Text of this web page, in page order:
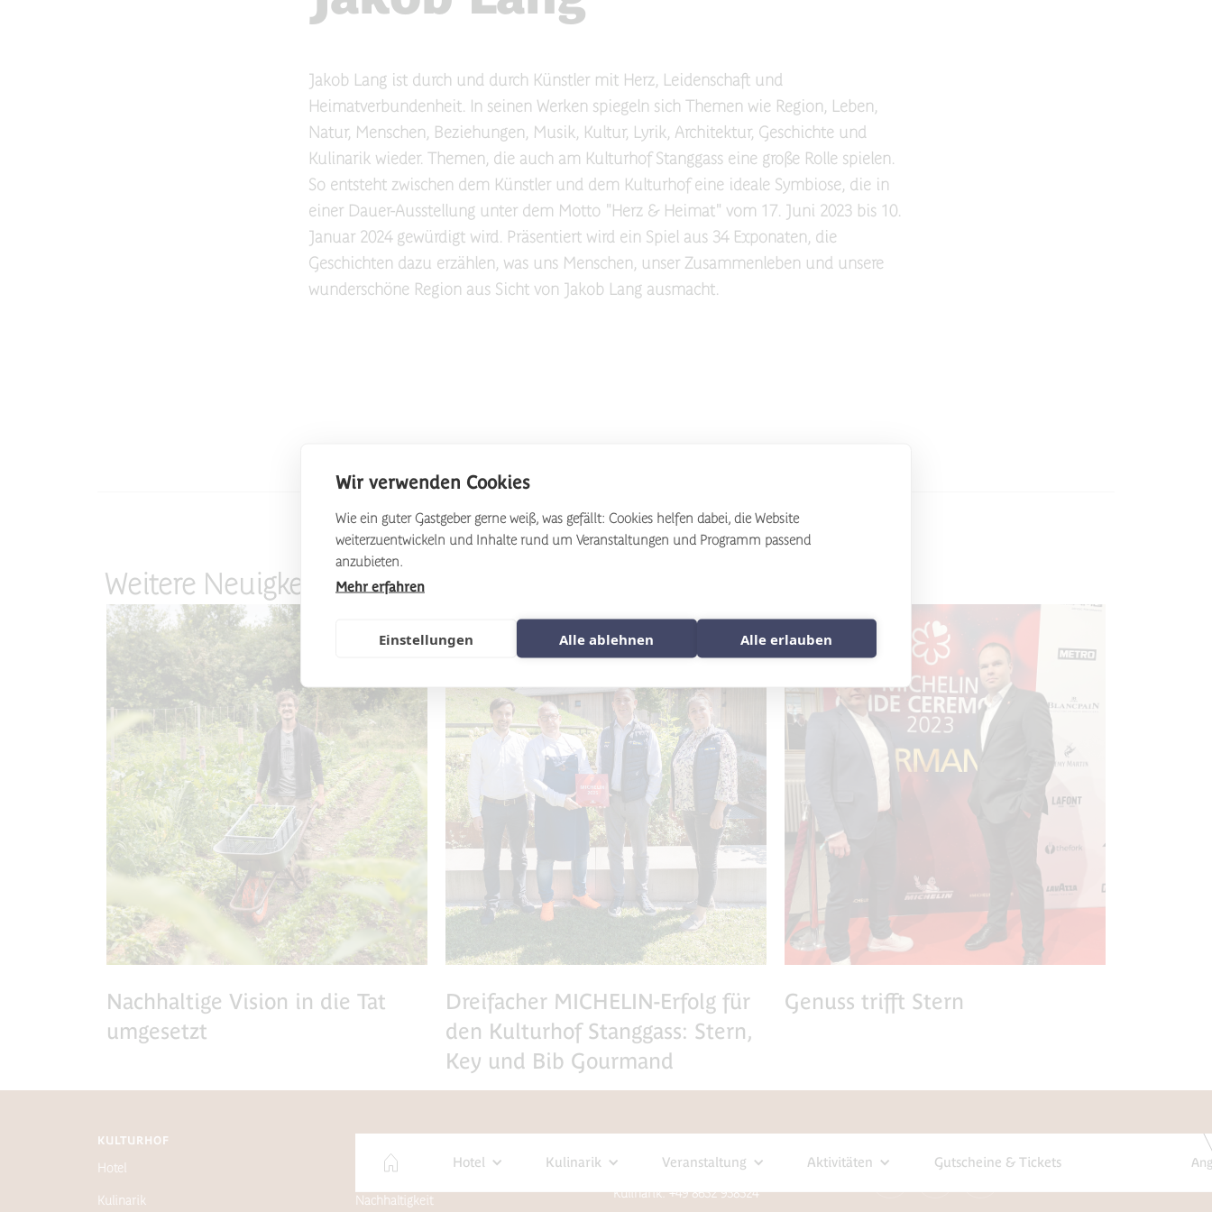
Wir verwenden Cookies
Wie ein guter Gastgeber gerne weiß, was gefällt: Cookies helfen dabei, die Website
weiterzuentwickeln und Inhalte rund um Veranstaltungen und Programm passend
anzubieten.
Mehr erfahren
Einstellungen Alle ablehnen Alle erlauben
Jakob Lang ist durch und durch Künstler mit Herz, Leidenschaft und
Heimatverbundenheit. In seinen Werken spiegeln sich Themen wie Region, Leben,
Natur, Menschen, Beziehungen, Musik, Kultur, Lyrik, Architektur, Geschichte und
Kulinarik wieder. Themen, die auch am Kulturhof Stanggass eine große Rolle spielen.
So entsteht zwischen dem Künstler und dem Kulturhof eine ideale Symbiose, die in
einer Dauer-Ausstellung unter dem Motto "Herz & Heimat" vom 17. Juni 2023 bis 10.
Januar 2024 gewürdigt wird. Präsentiert wird ein Spiel aus 34 Exponaten, die
Geschichten dazu erzählen, was uns Menschen, unser Zusammenleben und unsere
wunderschöne Region aus Sicht von Jakob Lang ausmacht.
Weitere Neuigkeiten
Nachhaltige Vision in die Tat
umgesetzt
Dreifacher MICHELIN-Erfolg für
den Kulturhof Stanggass: Stern,
Key und Bib Gourmand
Genuss trifft Stern
KULTURHOF
Hotel
Kulinarik
Über uns
Nachhaltigkeit
Hotel Kulinarik Veranstaltung Aktivitäten Gutscheine & Tickets
Rezeption: +49 8652 95850
Kulinarik: +49 8652 958524